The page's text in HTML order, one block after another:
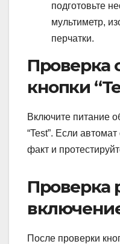
подготовьте
мультиметр,
перчатки.
Проверка
кнопки
Включите питание
“Test”. Если
факт и
Проверка
После проверки